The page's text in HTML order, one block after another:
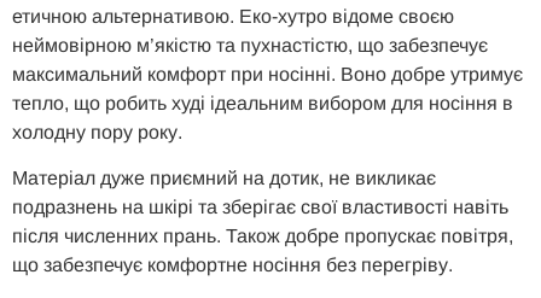
етичною альтернативою. Еко-хутро відоме своєю
неймовірною м’якістю та пухнастістю, що забезпечує
максимальний комфорт при носінні. Воно добре утримує
тепло, що робить худі ідеальним вибором для носіння в
холодну пору року.
Матеріал дуже приємний на дотик, не викликає
подразнень на шкірі та зберігає свої властивості навіть
після численних прань. Також добре пропускає повітря,
що забезпечує комфортне носіння без перегріву.